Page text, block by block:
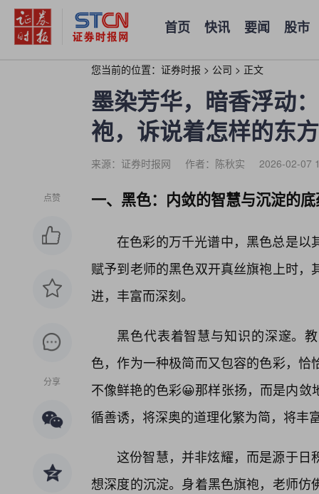
首页 快讯 要闻 股市
您当前的位置： 证券时报 > 公司 > 正文
墨染芳华，暗香浮动
袍，诉说着怎样的东
来源：证券时报网 作者：陈秋实 2026-02-07
点赞
分享
一、黑色：内敛的智慧与沉淀的
在色彩的万千光谱中，黑色总是以
赋予到老师的黑色双开真丝旗袍上时
进，丰富而深刻。
黑色代表着智慧与知识的深邃。
色，作为一种极简而又包容的色彩，
不像鲜艳的色彩😀那样张扬，而是内
循善诱，将深奥的道理化繁为简，将丰
这份智慧，并非炫耀，而是源于
想深度的沉淀。身着黑色旗袍，老师